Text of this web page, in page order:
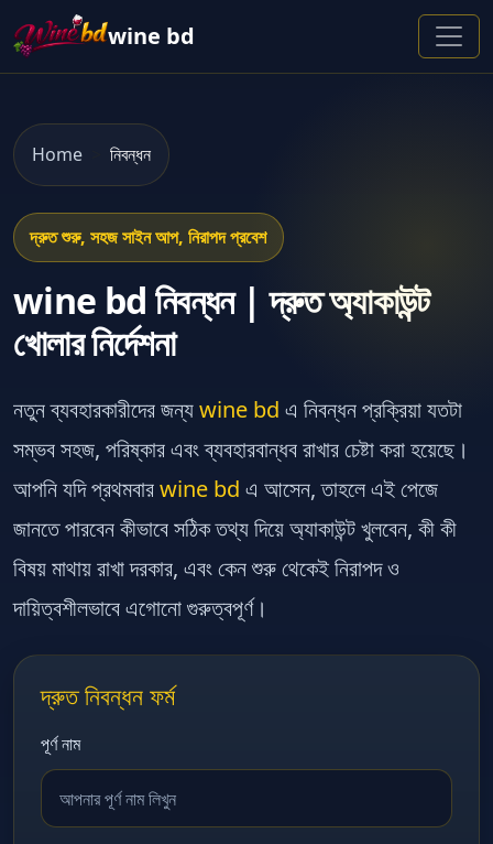
wine bd
Home নিবন্ধন
দ্রুত শুরু, সহজ সাইন আপ, নিরাপদ প্রবেশ
wine bd নিবন্ধন | দ্রুত অ্যাকাউন্ট
খোলার নির্দেশনা
নতুন ব্যবহারকারীদের জন্যwine bd এ নিবন্ধন প্রক্রিয়া যতটা
সম্ভব সহজ, পরিষ্কার এবং ব্যবহারবান্ধব রাখার চেষ্টা করা হয়েছে।
আপনি যদি প্রথমবারwine bd এ আসেন, তাহলে এই পেজে
জানতে পারবেন কীভাবে সঠিক তথ্য দিয়ে অ্যাকাউন্ট খুলবেন, কী কী
বিষয় মাথায় রাখা দরকার, এবং কেন শুরু থেকেই নিরাপদ ও
দায়িত্বশীলভাবে এগোনো গুরুত্বপূর্ণ।
দ্রুত নিবন্ধন ফর্ম
পূর্ণ নাম